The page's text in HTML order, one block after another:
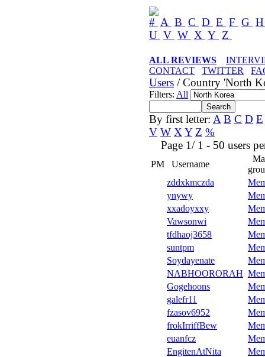
# A B C D E F G
U V W X Y Z
ALL REVIEWS
CONTACT
TWITTER
Users / Country 'North
Filters: All
By first letter: A B C D E
V W X Y Z %
Page 1/ 1 - 50 users
PM Username
zddxkmczda
ynywy
xxadoyxxy
Vawsonwi
tfdhaoj3658
suntpm
Soydayenate
NABHOORORAH
Gogehoons
galefr11
fzasov6952
frokIrriffBew
euanfcz
EngitenAtNita